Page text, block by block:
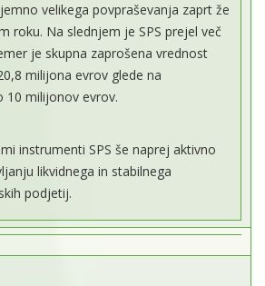
velikega povpraševanja zaprt že
roku. Na slednjem je SPS prejel več
je skupna zaprošena vrednost
milijona evrov glede na
10 milijonov evrov.
instrumenti SPS še naprej aktivno
likvidnega in stabilnega
podjetij.